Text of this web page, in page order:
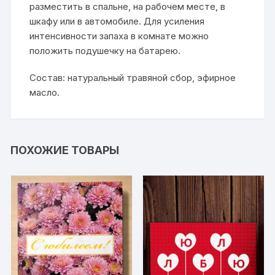
разместить в спальне, на рабочем месте, в
шкафу или в автомобиле. Для усиления
интенсивности запаха в комнате можно
положить подушечку на батарею.
Состав: натуральный травяной сбор, эфирное
масло.
ПОХОЖИЕ ТОВАРЫ